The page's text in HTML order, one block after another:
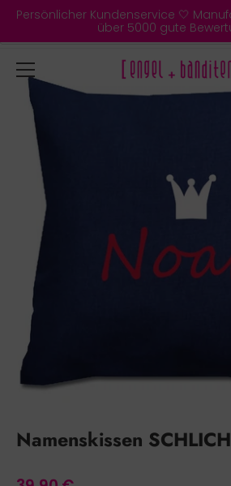
Direkt
Inhalt
Persönlicher Kundenservice 🤍
über 5000 gute
Namenskissen